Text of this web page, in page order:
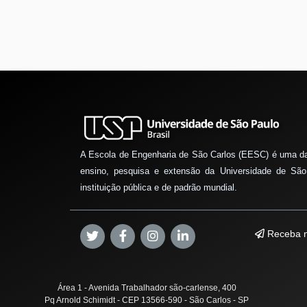
A Escola de Engenharia de São Carlos (EESC) é uma
ensino, pesquisa e extensão da Universidade de
instituição pública e de padrão mundial.
Receba
Área 1 - Avenida Trabalhador são-carlense, 400
Pq Arnold Schimidt - CEP 13566-590 - São Carlos - SP